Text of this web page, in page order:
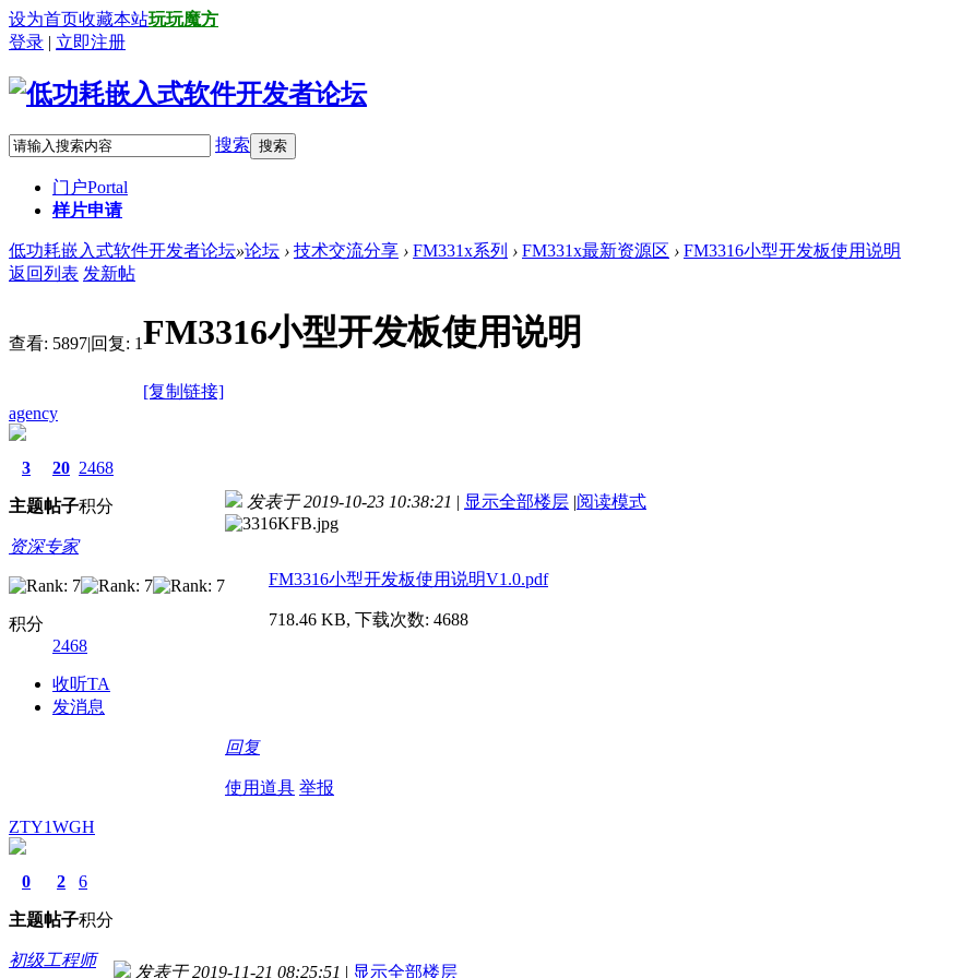
设为首页收藏本站玩玩魔方
登录 | 立即注册
搜索 搜索
门户Portal
样片申请
低功耗嵌入式软件开发者论坛»论坛 › 技术交流分享 › FM331x系列 › FM331x最新资源区 › FM3316小型开发板使用说明
返回列表 发新帖
查看: 5897|回复: 1FM3316小型开发板使用说明
[复制链接]
agency
3
主题
20
帖子
2468
积分
资深专家
积分
2468
收听TA
发消息
发表于 2019-10-23 10:38:21 | 显示全部楼层 |阅读模式
FM3316小型开发板使用说明V1.0.pdf
718.46 KB, 下载次数: 4688
回复
使用道具 举报
ZTY1WGH
0
主题
2
帖子
6
积分
初级工程师
发表于 2019-11-21 08:25:51 | 显示全部楼层